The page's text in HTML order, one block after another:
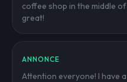
coffee shop in the middle
great!
ANNONCE
Attention everyone! I have